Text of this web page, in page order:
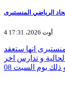
الرياضي المنستيرى
4 أوت 2026، 17:31
انها ستعقد
و تدارس اخر